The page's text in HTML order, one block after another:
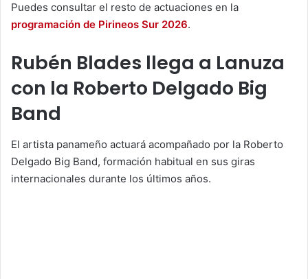
Puedes consultar el resto de actuaciones en la
programación de Pirineos Sur 2026.
Rubén Blades llega a Lanuza
con la Roberto Delgado Big
Band
El artista panameño actuará acompañado por la Roberto
Delgado Big Band, formación habitual en sus giras
internacionales durante los últimos años.